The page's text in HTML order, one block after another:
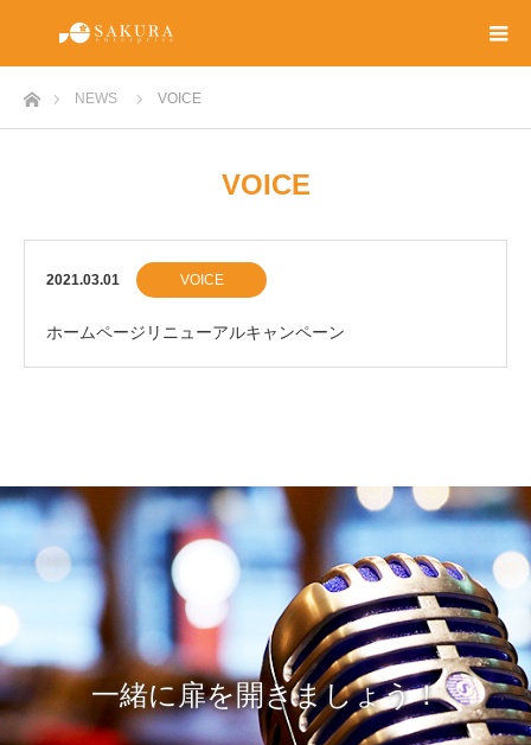
ホームNEWS VOICE
VOICE
2021.03.01 VOICE
ホームページリニューアルキャンペーン
一緒に扉を開きましょう！